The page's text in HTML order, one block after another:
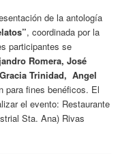
de la antología
, coordinada por la
participantes se
Romera, José
Trinidad, Angel
para fines benéficos. El
el evento: Restaurante
Sta. Ana) Rivas